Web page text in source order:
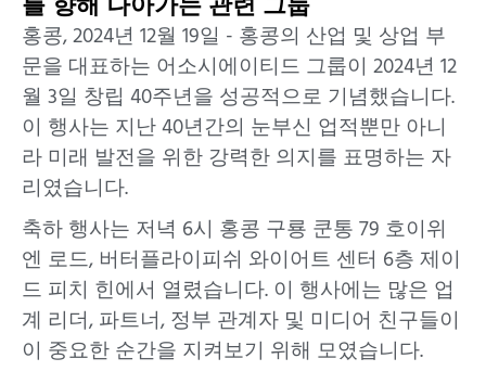
홍콩, 2024년 12월 19일 - 홍콩의 산업 및 상업 부
문을 대표하는 어소시에이티드 그룹이 2024년 12
월 3일 창립 40주년을 성공적으로 기념했습니다.
이 행사는 지난 40년간의 눈부신 업적뿐만 아니
라 미래 발전을 위한 강력한 의지를 표명하는 자
리였습니다.
축하 행사는 저녁 6시 홍콩 구룡 쿤통 79 호이위
엔 로드, 버터플라이피쉬 와이어트 센터 6층 제이
드 피치 힌에서 열렸습니다. 이 행사에는 많은 업
계 리더, 파트너, 정부 관계자 및 미디어 친구들이
이 중요한 순간을 지켜보기 위해 모였습니다.